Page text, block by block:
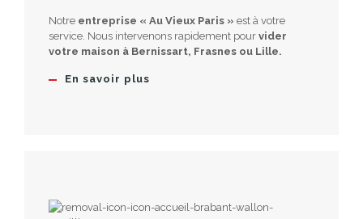
Notre entreprise « Au Vieux Paris » est à votre
service. Nous intervenons rapidement pour vider
votre maison à Bernissart, Frasnes ou Lille.
En savoir plus